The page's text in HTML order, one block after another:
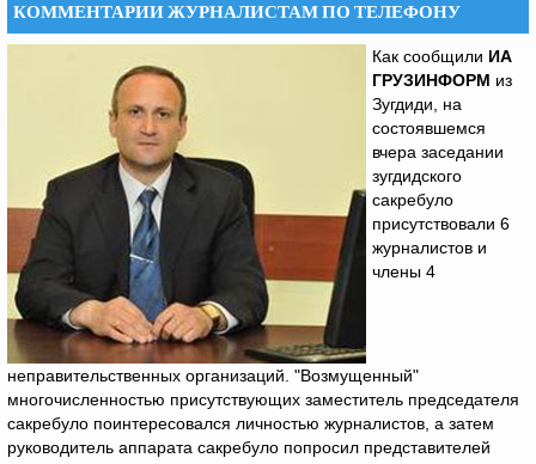
КОММЕНТАРИИ ЖУРНАЛИСТАМ ПО ТЕЛЕФОНУ
Как сообщили ИА
ГРУЗИНФОРМ из
Зугдиди, на
состоявшемся
вчера заседании
зугдидского
сакребуло
присутствовали 6
журналистов и
члены 4
неправительственных организаций. "Возмущенный"
многочисленностью присутствующих заместитель председателя
сакребуло поинтересовался личностью журналистов, а затем
руководитель аппарата сакребуло попросил представителей